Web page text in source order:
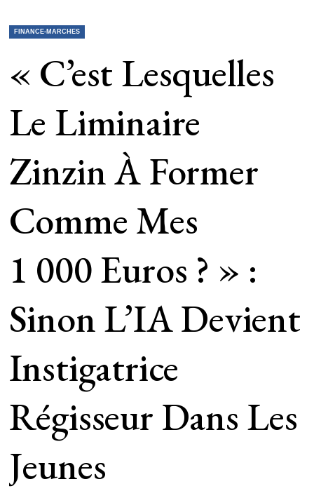
FINANCE-MARCHES
« C’est Lesquelles
Le Liminaire
Zinzin À Former
Comme Mes
1 000 Euros ? » :
Sinon L’IA Devient
Instigatrice
Régisseur Dans Les
Jeunes